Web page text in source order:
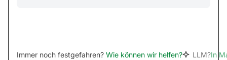
Immer noch festgefahren? Wie können wir helfen? LLM?In